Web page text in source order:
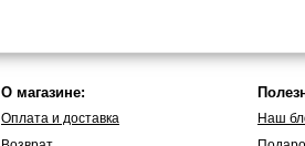
О магазине:
Оплата и доставка
Наш